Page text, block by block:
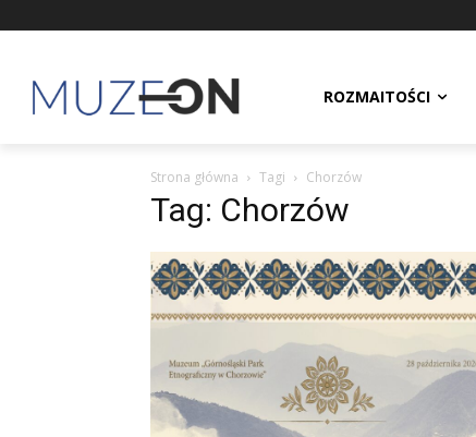
ROZMAITOŚCI
Strona główna Tagi Chorzów
Tag: Chorzów